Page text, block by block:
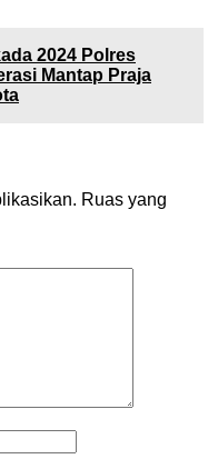
2024 Polres
Mantap Praja
Ruas yang